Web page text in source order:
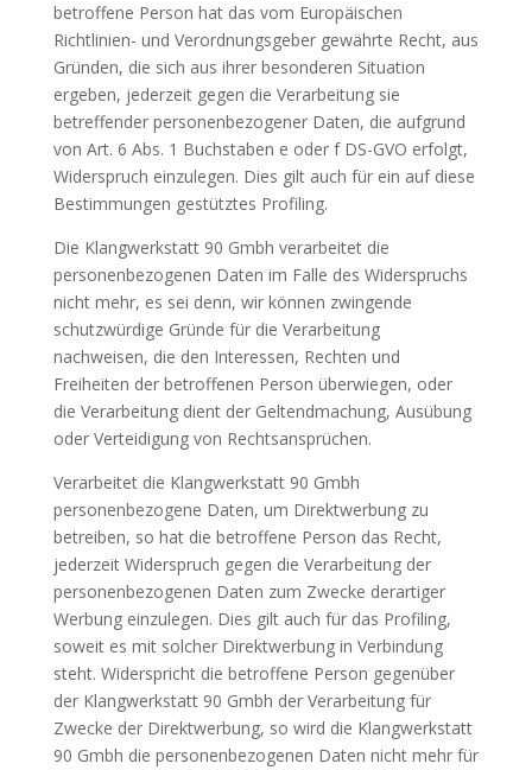
betroffene Person hat das vom Europäischen
Richtlinien- und Verordnungsgeber gewährte Recht, aus
Gründen, die sich aus ihrer besonderen Situation
ergeben, jederzeit gegen die Verarbeitung sie
betreffender personenbezogener Daten, die aufgrund
von Art. 6 Abs. 1 Buchstaben e oder f DS-GVO erfolgt,
Widerspruch einzulegen. Dies gilt auch für ein auf diese
Bestimmungen gestütztes Profiling.
Die Klangwerkstatt 90 Gmbh verarbeitet die
personenbezogenen Daten im Falle des Widerspruchs
nicht mehr, es sei denn, wir können zwingende
schutzwürdige Gründe für die Verarbeitung
nachweisen, die den Interessen, Rechten und
Freiheiten der betroffenen Person überwiegen, oder
die Verarbeitung dient der Geltendmachung, Ausübung
oder Verteidigung von Rechtsansprüchen.
Verarbeitet die Klangwerkstatt 90 Gmbh
personenbezogene Daten, um Direktwerbung zu
betreiben, so hat die betroffene Person das Recht,
jederzeit Widerspruch gegen die Verarbeitung der
personenbezogenen Daten zum Zwecke derartiger
Werbung einzulegen. Dies gilt auch für das Profiling,
soweit es mit solcher Direktwerbung in Verbindung
steht. Widerspricht die betroffene Person gegenüber
der Klangwerkstatt 90 Gmbh der Verarbeitung für
Zwecke der Direktwerbung, so wird die Klangwerkstatt
90 Gmbh die personenbezogenen Daten nicht mehr für